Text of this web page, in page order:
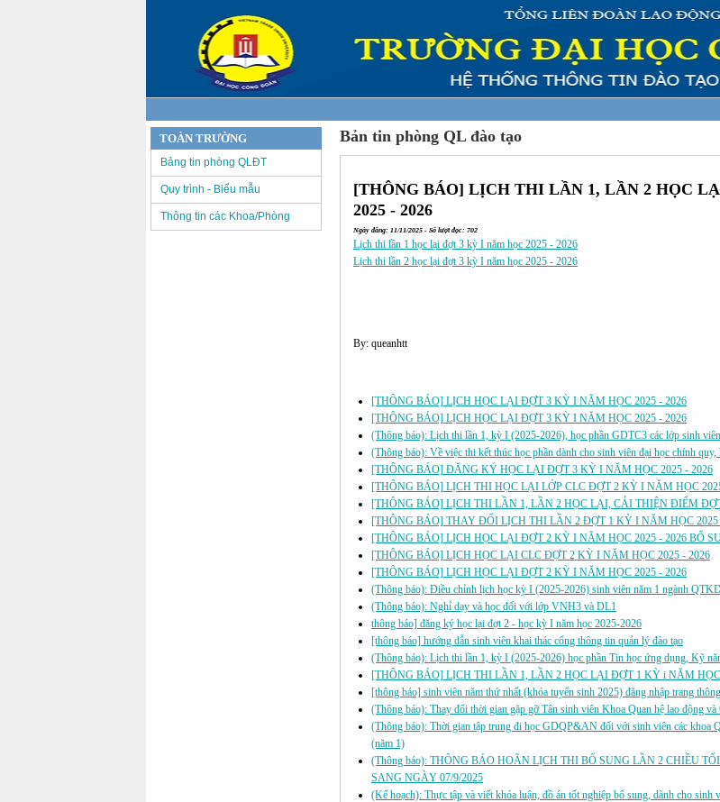
Bản tin phòng QL đào tạo
[THÔNG BÁO] LỊCH THI LẦN 1, LẦN 2 HỌC
2025 - 2026
Ngày đăng: 11/11/2025 - Số lượt đọc: 702
Lịch thi lần 1 học lại đợt 3 kỳ I năm học 2025 - 2026
Lịch thi lần 2 học lại đợt 3 kỳ I năm học 2025 - 2026
By: queanhtt
[THÔNG BÁO] LỊCH HỌC LẠI ĐỢT 3 KỲ I NĂM HỌC 2025 - 2026
[THÔNG BÁO] LỊCH HỌC LẠI ĐỢT 3 KỲ I NĂM HỌC 2025 - 2026
(Thông báo): Lịch thi lần 1, kỳ I (2025-2026), học phần GDTC3 các lớp sinh
(Thông báo): Về việc thi kết thúc học phần dành cho sinh viên đại học chính
[THÔNG BÁO] ĐĂNG KÝ HỌC LẠI ĐỢT 3 KỲ I NĂM HỌC 2025 - 2026
[THÔNG BÁO] LỊCH THI HỌC LẠI LỚP CLC ĐỢT 2 KỲ I NĂM HỌC
[THÔNG BÁO] LỊCH THI LẦN 1, LẦN 2 HỌC LẠI, CẢI THIỆN ĐIỂM
[THÔNG BÁO] THAY ĐỔI LỊCH THI LẦN 2 ĐỢT 1 KỲ I NĂM HỌC 2025
[THÔNG BÁO] LỊCH HỌC LẠI ĐỢT 2 KỲ I NĂM HỌC 2025 - 2026 BỔ
[THÔNG BÁO] LỊCH HỌC LẠI CLC ĐỢT 2 KỲ I NĂM HỌC 2025 - 2026
[THÔNG BÁO] LỊCH HỌC LẠI ĐỢT 2 KỲ I NĂM HỌC 2025 - 2026
(Thông báo): Điều chỉnh lịch học kỳ I (2025-2026) sinh viên năm 1 ngành
(Thông báo): Nghỉ dạy và học đối với lớp VNH3 và DL1
thông báo] đăng ký học lại đợt 2 - học kỳ I năm học 2025-2026
[thông báo] hướng dẫn sinh viên khai thác cổng thông tin quản lý đào tạo
(Thông báo): Lịch thi lần 1, kỳ I (2025-2026) học phần Tin học ứng dụng, Kỹ
[THÔNG BÁO] LỊCH THI LẦN 1, LẦN 2 HỌC LẠI ĐỢT 1 KỲ i NĂM HỌC
[thông báo] sinh viên năm thứ nhất (khóa tuyển sinh 2025) đăng nhập trang
(Thông báo): Thay đổi thời gian gặp gỡ Tân sinh viên Khoa Quan hệ lao động và
(Thông báo): Thời gian tập trung đi học GDQP&AN đối với sinh viên các khoa
(năm 1)
(Thông báo): THÔNG BÁO HOÃN LỊCH THI BỔ SUNG LẦN 2 CHIỀU
SANG NGÀY 07/9/2025
(Kế hoạch): Thực tập và viết khóa luận, đồ án tốt nghiệp bổ sung, dành cho sinh
TOÀN TRƯỜNG
Bảng tin phòng QLĐT
Quy trình - Biểu mẫu
Thông tin các Khoa/Phòng